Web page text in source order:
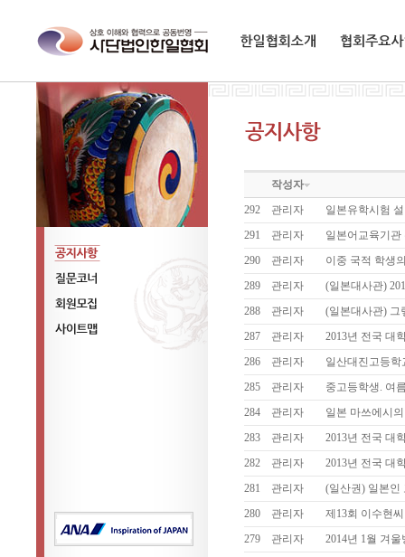
공지사항
질문코너
회원모집
작성자
292
관리자
일본유학시험
291
관리자
일본어교육기
290
관리자
이중 국적 학생
289
관리자
(일본대사관)
288
관리자
(일본대사관) 그
287
관리자
2013년 전국 대
286
관리자
일산대진고등
285
관리자
중고등학생. 여
284
관리자
일본 마쓰에시
283
관리자
2013년 전국 대
282
관리자
2013년 전국 대
281
관리자
(일산권) 일본인
280
관리자
제13회 이수현
279
관리자
2014년 1월 겨